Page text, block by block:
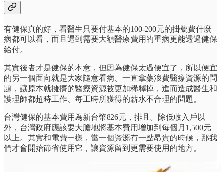
有健保真的好，看醫生只要付基本的100-200元的掛號費什麼
病都可以看，而且遇到需要大額醫療費用的重病更能透過健保
給付。
其實後者才是健保的本意，但因為健保太過便宜了，所以便宜
的另一個面向就是大家隨意看病、一直拿藥浪費醫療資源的問
題，讓原本就擁擠的醫療資源被更加稀釋掉，進而造成醫生和
護理師都超時工作、每工時所獲得的薪水不合理的問題。
台灣健保的基本費用為新台幣826元，排且。除低收入戶以
外，台灣政府應該要大膽地將基本費用增加到每個月1,500元
以上。其實和電費一樣，當一個資源有一點昂貴的時候，那我
們才會開始節省使用它，讓資源留到更需要使用的地方。